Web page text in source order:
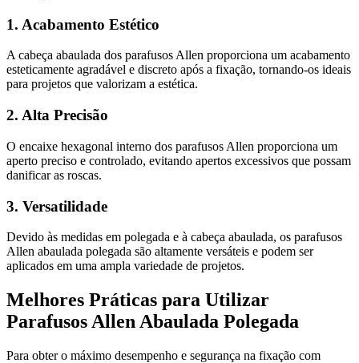
1. Acabamento Estético
A cabeça abaulada dos parafusos Allen proporciona um acabamento
esteticamente agradável e discreto após a fixação, tornando-os ideais
para projetos que valorizam a estética.
2. Alta Precisão
O encaixe hexagonal interno dos parafusos Allen proporciona um
aperto preciso e controlado, evitando apertos excessivos que possam
danificar as roscas.
3. Versatilidade
Devido às medidas em polegada e à cabeça abaulada, os parafusos
Allen abaulada polegada são altamente versáteis e podem ser
aplicados em uma ampla variedade de projetos.
Melhores Práticas para Utilizar
Parafusos Allen Abaulada Polegada
Para obter o máximo desempenho e segurança na fixação com